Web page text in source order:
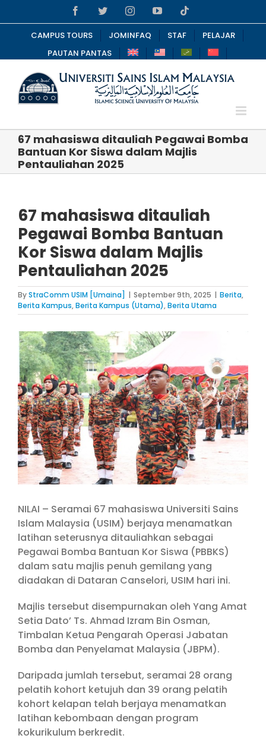
to
content
FacebookTwitterInstagramYouTube
CAMPUS TOURS JOMINFAQ STAF
PELAJAR
PAUTAN PANTAS
67 mahasiswa ditauliah Pegawai Bomba
Bantuan Kor Siswa dalam Majlis
Pentauliahan 2025
67 mahasiswa ditauliah
Pegawai Bomba Bantuan
Kor Siswa dalam Majlis
Pentauliahan 2025
ByStraComm USIM [Umaina] | September 9th, 2025 | Berita,
Berita Kampus,Berita Kampus (Utama),Berita Utama
View
Larger
Image
NILAI – Seramai 67 mahasiswa Universiti Sains
Islam Malaysia (USIM) berjaya menamatkan
latihan seterusnya ditauliahkan sebagai
Pegawai Bomba Bantuan Kor Siswa (PBBKS)
dalam satu majlis penuh gemilang yang
diadakan di Dataran Canselori, USIM hari ini.
Majlis tersebut disempurnakan oleh Yang Amat
Setia Dato’ Ts. Ahmad Izram Bin Osman,
Timbalan Ketua Pengarah Operasi Jabatan
Bomba dan Penyelamat Malaysia (JBPM).
Daripada jumlah tersebut, seramai 28 orang
pelatih kohort ketujuh dan 39 orang pelatih
kohort kelapan telah berjaya menamatkan
latihan kebombaan dengan program
kokurikulum berkredit.